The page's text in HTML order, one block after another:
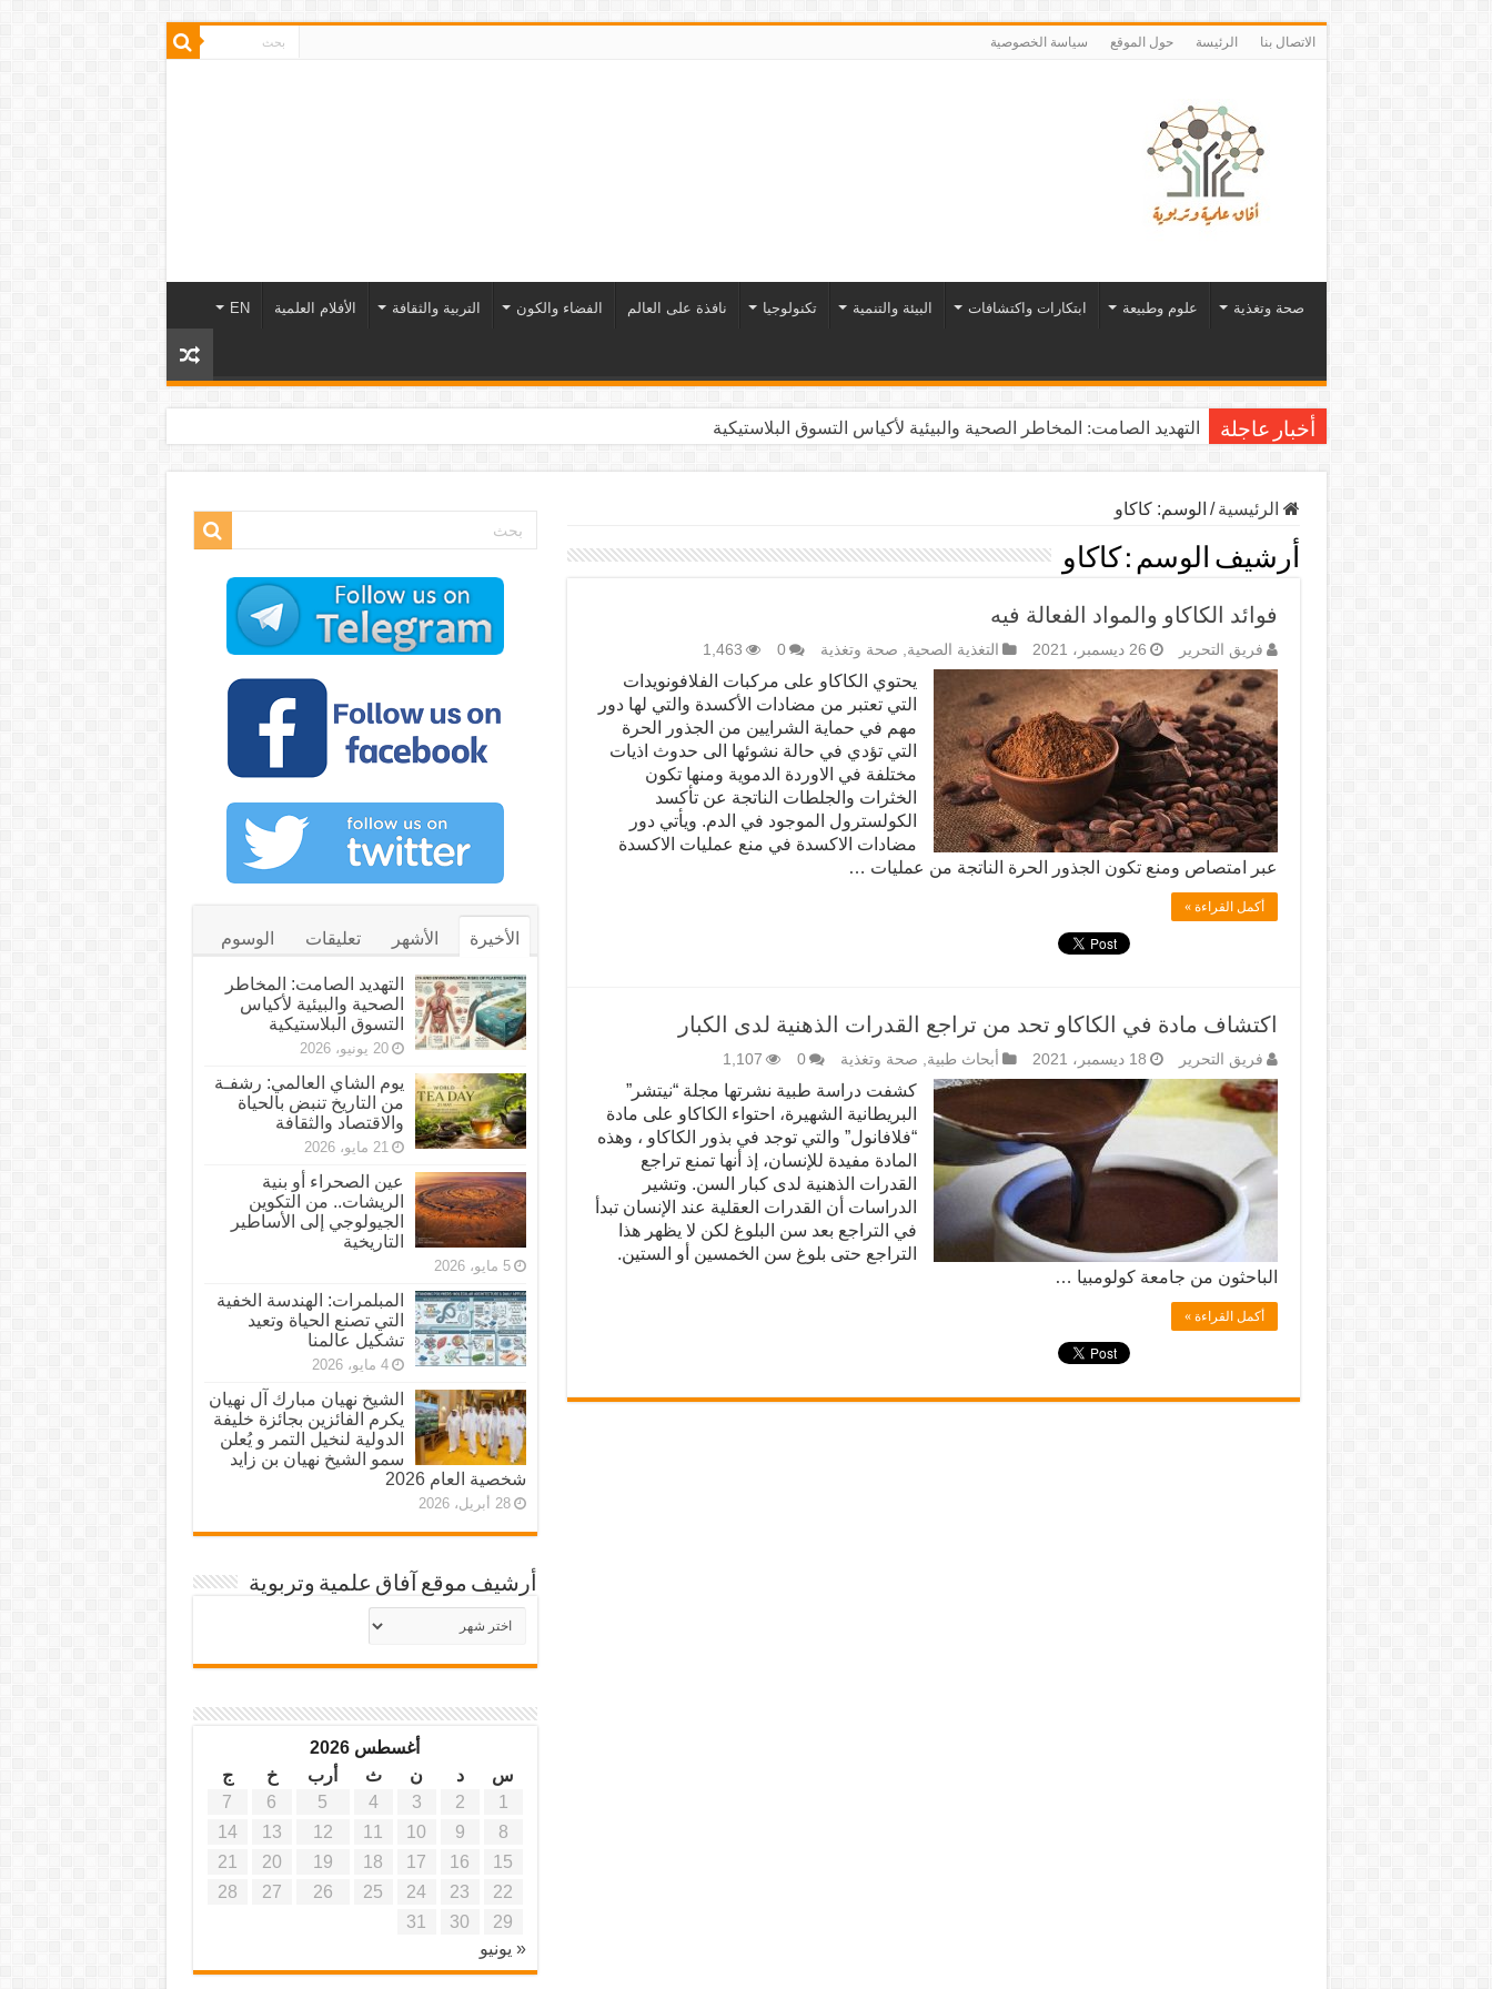
الاتصال بنا الرئيسة حول الموقع سياسة الخصوصية
صحة وتغذية علوم وطبيعة ابتكارات واكتشافات البيئة والتنمية تكنولوجيا نافذة على العالم الفضاء والكون التربية والثقافة الأفلام العلمية EN
أخبار عاجلة التهديد الصامت: المخاطر الصحية والبيئية لأكياس التسوق البلاستيكية
الرئيسية / الوسم:كاكاو
أرشيف الوسم : كاكاو
فوائد الكاكاو والمواد الفعالة فيه
فريق التحرير 26 ديسمبر، 2021 التغذية الصحية, صحة وتغذية 0
1,463
يحتوي الكاكاو على مركبات الفلافونويدات
التي تعتبر من مضادات الأكسدة والتي لها دور
مهم في حماية الشرايين من الجذور الحرة
التي تؤدي في حالة نشوئها الى حدوث اذيات
مختلفة في الاوردة الدموية ومنها تكون
الخثرات والجلطات الناتجة عن تأكسد
الكولسترول الموجود في الدم. ويأتي دور
مضادات الاكسدة في منع عمليات الاكسدة
عبر امتصاص ومنع تكون الجذور الحرة الناتجة من عمليات …
أكمل القراءة »
اكتشاف مادة في الكاكاو تحد من تراجع القدرات الذهنية لدى الكبار
فريق التحرير 18 ديسمبر، 2021 أبحاث طبية, صحة وتغذية 0
1,107
كشفت دراسة طبية نشرتها مجلة “نيتشر”
البريطانية الشهيرة، احتواء الكاكاو على مادة
“فلافانول” والتي توجد في بذور الكاكاو ، وهذه
المادة مفيدة للإنسان، إذ أنها تمنع تراجع
القدرات الذهنية لدى كبار السن. وتشير
الدراسات أن القدرات العقلية عند الإنسان تبدأ
في التراجع بعد سن البلوغ لكن لا يظهر هذا
التراجع حتى بلوغ سن الخمسين أو الستين.
الباحثون من جامعة كولومبيا …
أكمل القراءة »
الأخيرة الأشهر تعليقات الوسوم
التهديد الصامت: المخاطر
الصحية والبيئية لأكياس
التسوق البلاستيكية
20 يونيو، 2026
يوم الشاي العالمي: رشفـة
من التاريخ تنبض بالحياة
والاقتصاد والثقافة
21 مايو، 2026
عين الصحراء أو بنية
الريشات.. من التكوين
الجيولوجي إلى الأساطير
التاريخية
5 مايو، 2026
المبلمرات: الهندسة الخفية
التي تصنع الحياة وتعيد
تشكيل عالمنا
4 مايو، 2026
الشيخ نهيان مبارك آل نهيان
يكرم الفائزين بجائزة خليفة
الدولية لنخيل التمر و يُعلن
سمو الشيخ نهيان بن زايد
شخصية العام 2026
28 أبريل، 2026
أرشيف موقع آفاق علمية وتربوية
أرشيف
موقع
أغسطس 2026
س
د ن ث أرب خ
ج
1
2
3
4
5
6
7
8
9
10
11
12
13
14
15
16
17
18
19
20
21
22
23
24
25
26
27
28
29
30
31
« يونيو